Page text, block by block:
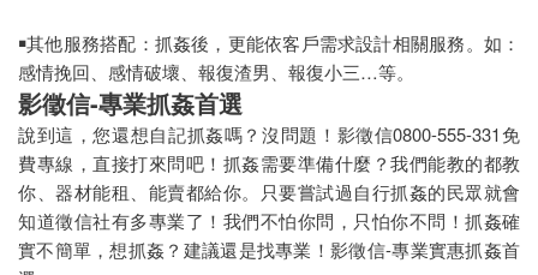
￭其他服務搭配：抓姦後，更能依客戶需求設計相關服務。如：
感情挽回、感情破壞、報復渣男、報復小三…等。
影徵信-專業抓姦首選
說到這，您還想自記抓姦嗎？沒問題！影徵信0800-555-331免
費專線，直接打來問吧！抓姦需要準備什麼？我們能教的都教
你、器材能租、能賣都給你。只要嘗試過自行抓姦的民眾就會
知道徵信社有多專業了！我們不怕你問，只怕你不問！抓姦確
實不簡單，想抓姦？建議還是找專業！影徵信-專業實惠抓姦首